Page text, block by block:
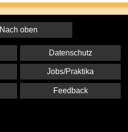
Nach oben
Datenschutz
Jobs/Praktika
Feedback